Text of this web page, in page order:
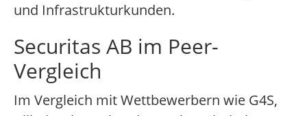
und Infrastrukturkunden.
Securitas AB im Peer-
Vergleich
Im Vergleich mit Wettbewerbern wie G4S,